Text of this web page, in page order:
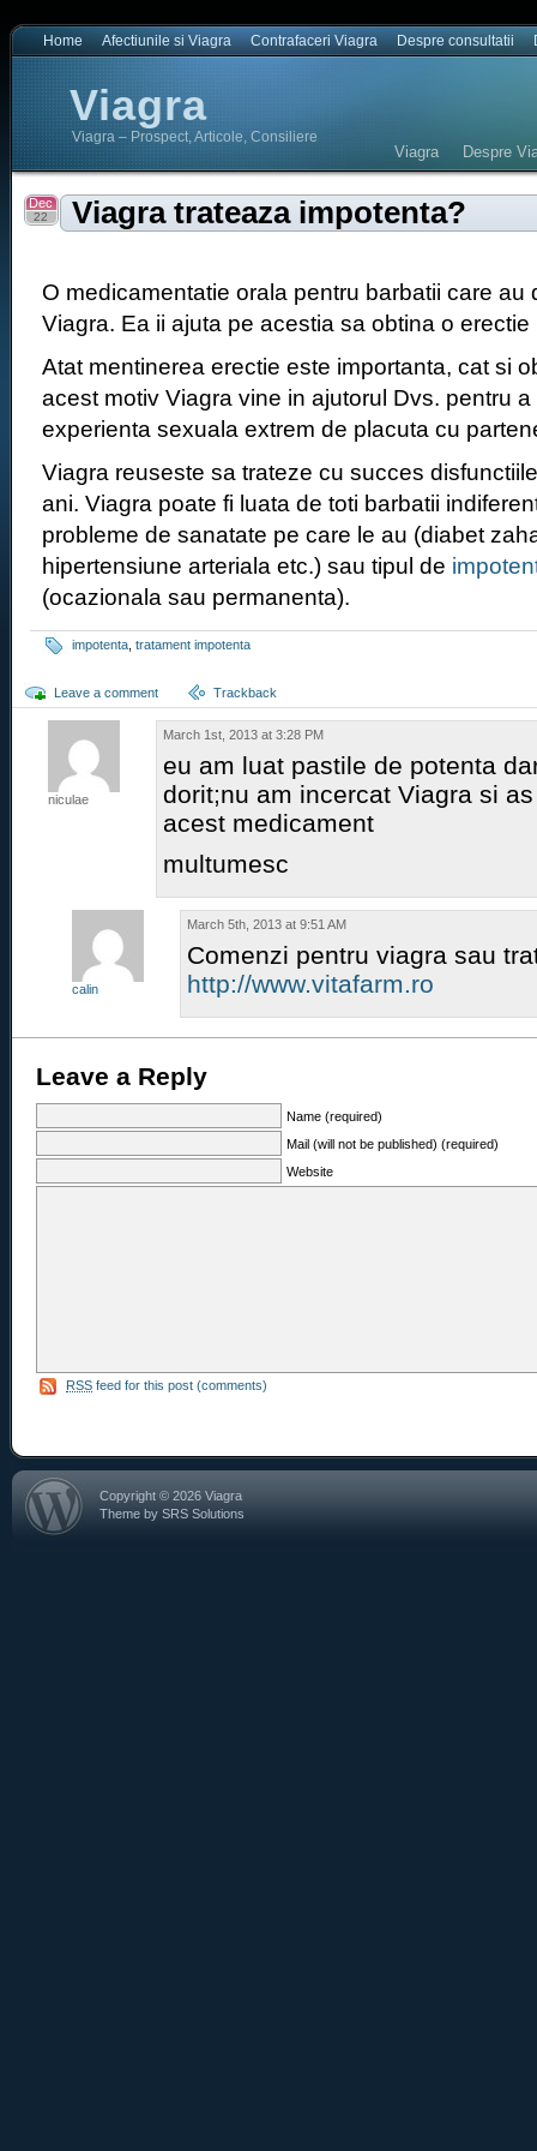
Home Afectiunile si Viagra Contrafaceri Viagra Despre consultatii
Viagra
Viagra – Prospect, Articole, Consiliere
Viagra Despre
Viagra trateaza impotenta?
Dec
22
O medicamentatie orala pentru barbatii care au
Viagra. Ea ii ajuta pe acestia sa obtina o
Atat mentinerea erectie este importanta, cat si
acest motiv Viagra vine in ajutorul Dvs. pentru
experienta sexuala extrem de placuta cu
Viagra reuseste sa trateze cu succes
ani. Viagra poate fi luata de toti barbatii
probleme de sanatate pe care le au (diabet
hipertensiune arteriala etc.) sau tipul de
(ocazionala sau permanenta).
impotenta tratament impotenta
Leave a comment Trackback
niculae
March 1st, 2013 at 3:28 PM
eu am luat pastile de potenta
dorit;nu am incercat Viagra si
acest medicament
multumesc
calin
March 5th, 2013 at 9:51 AM
Comenzi pentru viagra sau
http://www.vitafarm.ro
Leave a Reply
Name (required)
Mail (will not be published) (required)
Website
RSS feed for this post (comments)
Copyright © 2026 Viagra
Theme by SRS Solutions